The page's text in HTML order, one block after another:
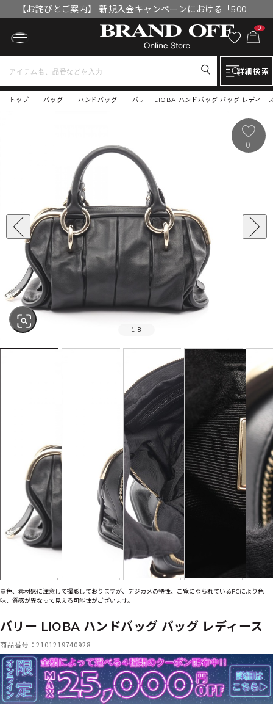
【お詫びとご案内】 新規入会キャンペーンにおける「500円
OFFクーポン」付与漏れと補填について
0
詳細検索
トップ バリー LIOBA ハンドバッグ バッグ レディー
バッグ ハンドバッグ
1 |8
0
※色、素材感に注意して撮影しておりますが、デジカメの特性、ご覧になられているPCにより色
味、質感が異なって見える可能性がございます。
バリー LIOBA ハンドバッグ バッグ レディース
商品番号：2101219740928